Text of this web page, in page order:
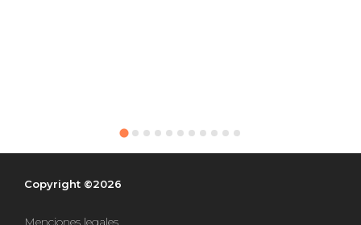
Copyright ©2026
Menciones legales